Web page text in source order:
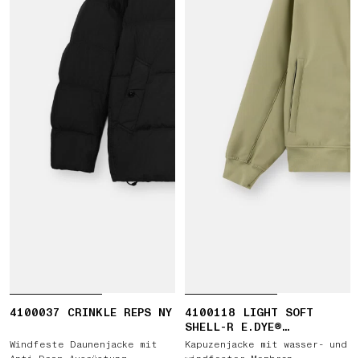
4100037 CRINKLE REPS NY
Windfeste Daunenjacke mit
4100118 LIGHT SOFT
SHELL-R E.DYE®
TECHNOLOGY IN RECYCLED
Kapuzenjacke mit wasser- und